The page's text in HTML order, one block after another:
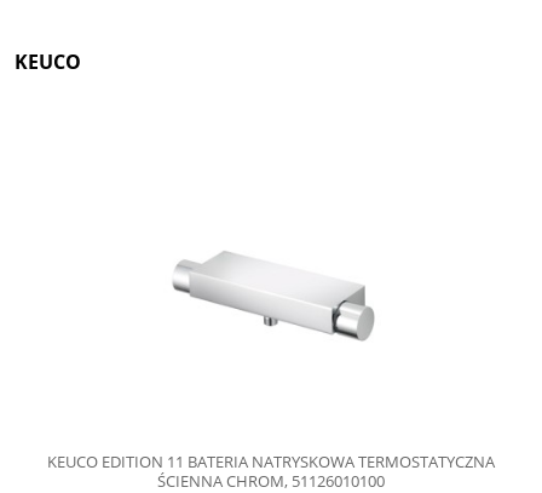
KEUCO
KEUCO EDITION 11 BATERIA NATRYSKOWA TERMOSTATYCZNA
ŚCIENNA CHROM, 51126010100